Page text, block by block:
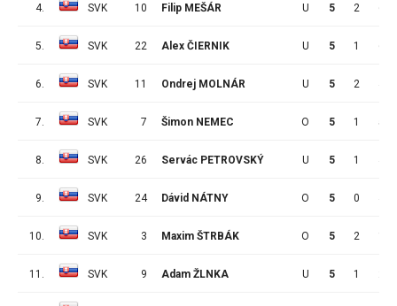
4. SVK 10 Filip MEŠÁR U 5 2 6
5. SVK 22 Alex ČIERNIK U 5 1 6
6. SVK 11 Ondrej MOLNÁR U 5 2
7. SVK 7 Šimon NEMEC O 5 1 5
8. SVK 26 Servác PETROVSKÝ U 5 1
9. SVK 24 Dávid NÁTNY O 5 0
10. SVK 3 Maxim ŠTRBÁK O 5 2
11. SVK 9 Adam ŽLNKA U 5 1 2